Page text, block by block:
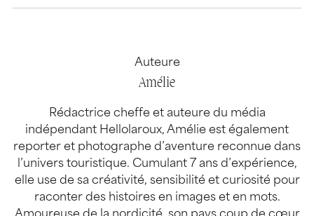
Auteure
Amélie
Rédactrice cheffe et auteure du média
indépendant Hellolaroux, Amélie est également
reporter et photographe d’aventure reconnue dans
l’univers touristique. Cumulant 7 ans d’expérience,
elle use de sa créativité, sensibilité et curiosité pour
raconter des histoires en images et en mots.